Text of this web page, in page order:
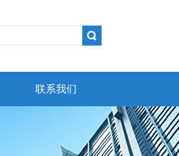
联系我们